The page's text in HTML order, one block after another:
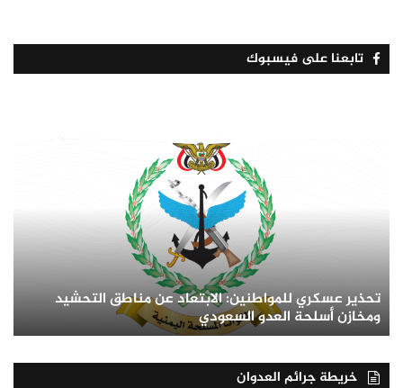
تابعنا على فيسبوك
تحذير عسكري للمواطنين: الابتعاد عن مناطق التحشيد
ومخازن أسلحة العدو السعودي
خريطة جرائم العدوان